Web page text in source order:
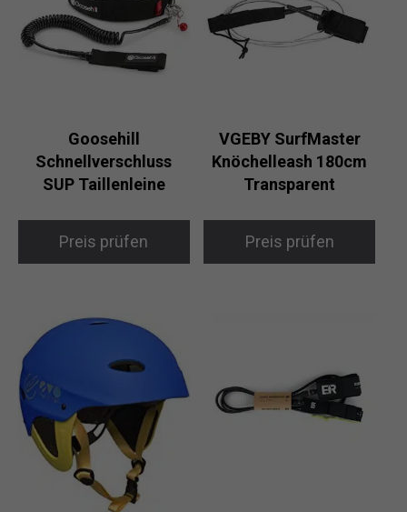
Goosehill
Schnellverschluss
SUP Taillenleine
Preis prüfen
VGEBY SurfMaster
Knöchelleash 180cm
Transparent
Preis prüfen